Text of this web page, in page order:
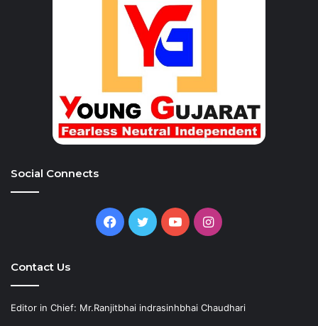
Social Connects
Facebook
TwitterYouTubeInstagram
Contact Us
Editor in Chief: Mr.Ranjitbhai indrasinhbhai Chaudhari